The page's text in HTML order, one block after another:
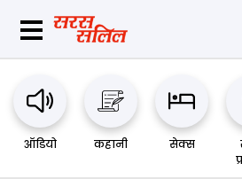
ऑडियो कहानी सेक्स